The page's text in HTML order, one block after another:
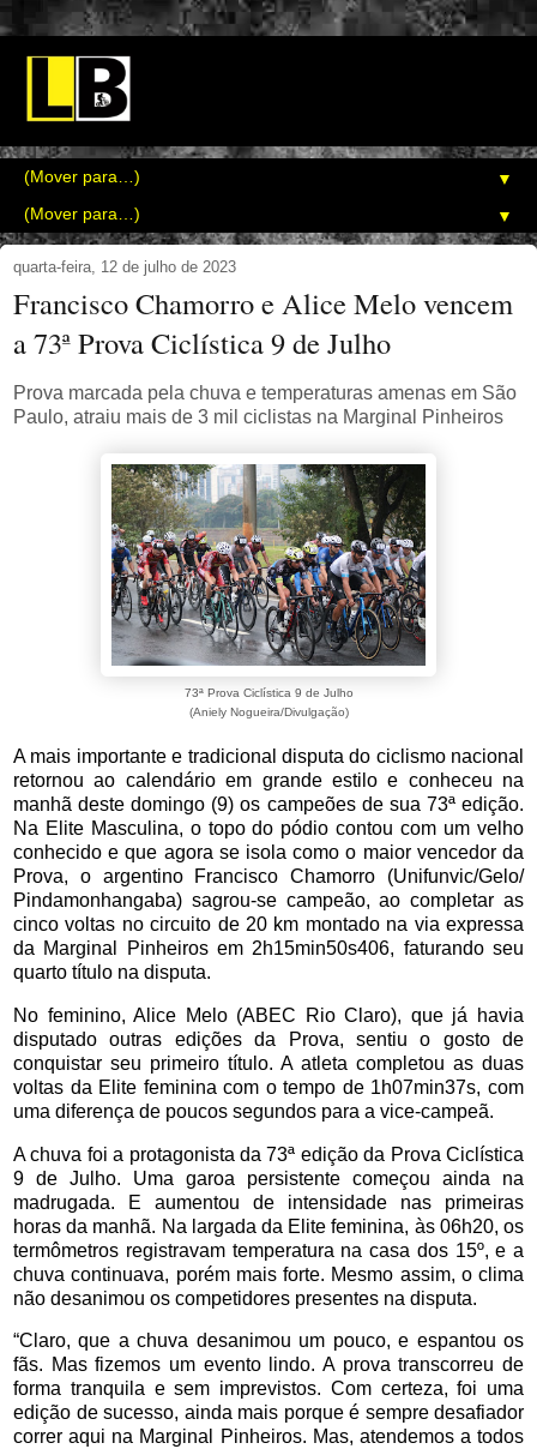
▼
▼
quarta-feira, 12 de julho de 2023
Francisco Chamorro e Alice Melo vencem
a 73ª Prova Ciclística 9 de Julho
Prova marcada pela chuva e temperaturas amenas em São
Paulo, atraiu mais de 3 mil ciclistas na Marginal Pinheiros
73ª Prova Ciclística 9 de Julho
(Aniely Nogueira/Divulgação)
A mais importante e tradicional disputa do ciclismo nacional
retornou ao calendário em grande estilo e conheceu na
manhã deste domingo (9) os campeões de sua 73ª edição.
Na Elite Masculina, o topo do pódio contou com um velho
conhecido e que agora se isola como o maior vencedor da
Prova, o argentino Francisco Chamorro (Unifunvic/Gelo/
Pindamonhangaba) sagrou-se campeão, ao completar as
cinco voltas no circuito de 20 km montado na via expressa
da Marginal Pinheiros em 2h15min50s406, faturando seu
quarto título na disputa.
No feminino, Alice Melo (ABEC Rio Claro), que já havia
disputado outras edições da Prova, sentiu o gosto de
conquistar seu primeiro título. A atleta completou as duas
voltas da Elite feminina com o tempo de 1h07min37s, com
uma diferença de poucos segundos para a vice-campeã.
A chuva foi a protagonista da 73ª edição da Prova Ciclística
9 de Julho. Uma garoa persistente começou ainda na
madrugada. E aumentou de intensidade nas primeiras
horas da manhã. Na largada da Elite feminina, às 06h20, os
termômetros registravam temperatura na casa dos 15º, e a
chuva continuava, porém mais forte. Mesmo assim, o clima
não desanimou os competidores presentes na disputa.
“Claro, que a chuva desanimou um pouco, e espantou os
fãs. Mas fizemos um evento lindo. A prova transcorreu de
forma tranquila e sem imprevistos. Com certeza, foi uma
edição de sucesso, ainda mais porque é sempre desafiador
correr aqui na Marginal Pinheiros. Mas, atendemos a todos